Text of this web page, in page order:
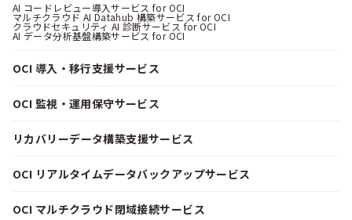
AI コードレビュー導入サービス for OCI
マルチクラウド AI Datahub 構築サービス for OCI
クラウドセキュリティ AI 診断サービス for OCI
AI データ分析基盤構築サービス for OCI
OCI 導入・移行支援サービス
OCI 監視・運用保守サービス
リカバリーデータ構築支援サービス
OCI リアルタイムデータバックアップサービス
OCI マルチクラウド閉域接続サービス